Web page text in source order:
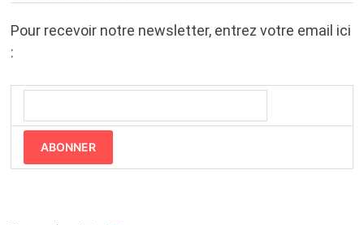
Pour recevoir notre newsletter, entrez votre email ici
:
ABONNER